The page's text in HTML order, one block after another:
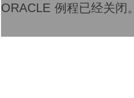
ORACLE 例程已经关闭。